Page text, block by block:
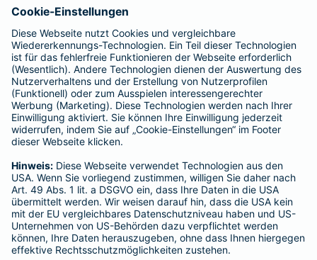
Barmenia ist Teil der BarmeniaGothaer
BELIEBTE SEITEN
Kranken-Zusatzversicherung
Tierversicherungen
Haftpflichtversicherung
Hausratversicherung
Adresse ändern
Schaden melden
Kilometerstandsmeldung
Serviceübersicht